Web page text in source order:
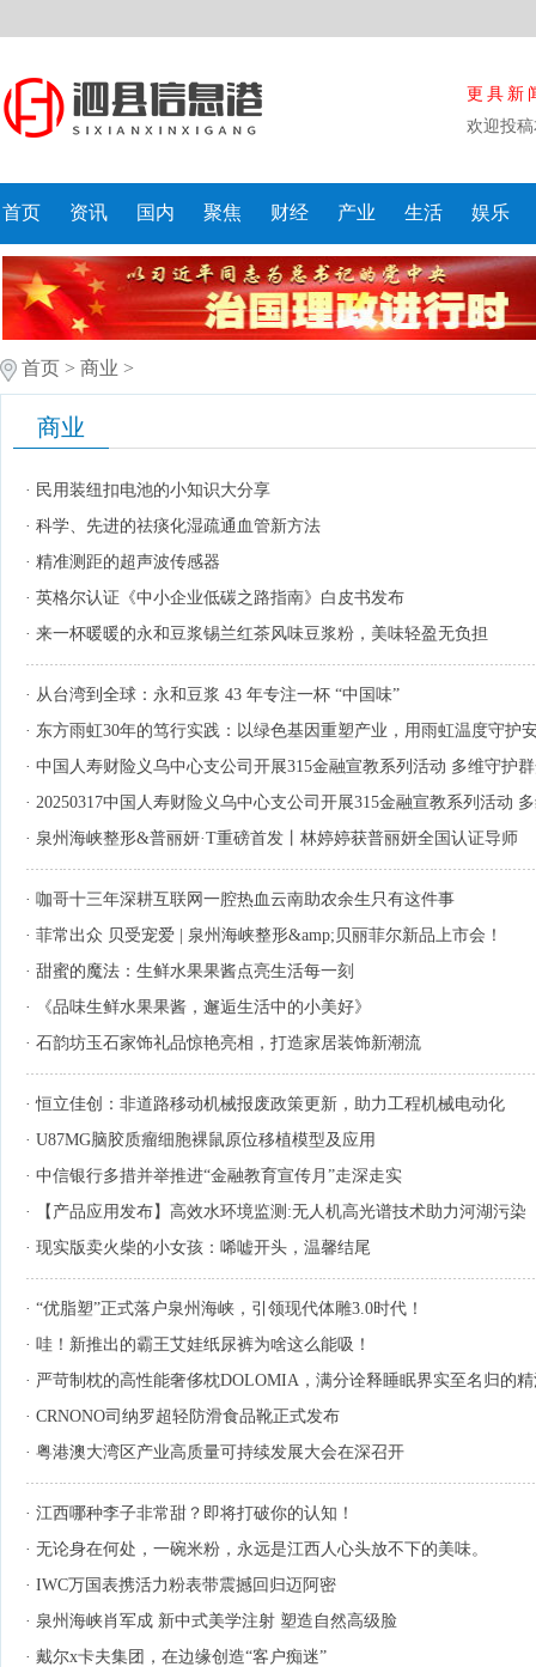
更具新
欢迎投
首页 资讯 国内 聚焦 财经 产业 生活 娱乐
首页 > 商业 >
商业
· 民用装纽扣电池的小知识大分享
· 科学、先进的祛痰化湿疏通血管新方法
· 精准测距的超声波传感器
· 英格尔认证《中小企业低碳之路指南》白皮书发布
· 来一杯暖暖的永和豆浆锡兰红茶风味豆浆粉，美味轻盈无负担
· 从台湾到全球：永和豆浆 43 年专注一杯 “中国味”
· 东方雨虹30年的笃行实践：以绿色基因重塑产业，用雨虹温度守护
· 中国人寿财险义乌中心支公司开展315金融宣教系列活动 多维守护
· 20250317中国人寿财险义乌中心支公司开展315金融宣教系列活动
· 泉州海峡整形&普丽妍·T重磅首发丨林婷婷获普丽妍全国认证导师
· 咖哥十三年深耕互联网一腔热血云南助农余生只有这件事
· 菲常出众 贝受宠爱 | 泉州海峡整形&amp;贝丽菲尔新品上市会！
· 甜蜜的魔法：生鲜水果果酱点亮生活每一刻
·
《品味生鲜水果果酱，邂逅生活中的小美好》
· 石韵坊玉石家饰礼品惊艳亮相，打造家居装饰新潮流
·恒立佳创：非道路移动机械报废政策更新，助力工程机械电动化
· U87MG脑胶质瘤细胞裸鼠原位移植模型及应用
· 中信银行多措并举推进“金融教育宣传月”走深走实
·
【产品应用发布】高效水环境监测:无人机高光谱技术助力河湖污染
· 现实版卖火柴的小女孩：唏嘘开头，温馨结尾
· “优脂塑”正式落户泉州海峡，引领现代体雕3.0时代！
· 哇！新推出的霸王艾娃纸尿裤为啥这么能吸！
· 严苛制枕的高性能奢侈枕DOLOMIA，满分诠释睡眠界实至名归的
· CRNONO司纳罗超轻防滑食品靴正式发布
· 粤港澳大湾区产业高质量可持续发展大会在深召开
· 江西哪种李子非常甜？即将打破你的认知！
· 无论身在何处，一碗米粉，永远是江西人心头放不下的美味。
· IWC万国表携活力粉表带震撼回归迈阿密
· 泉州海峡肖军成 新中式美学注射 塑造自然高级脸
· 戴尔x卡夫集团，在边缘创造“客户痴迷”